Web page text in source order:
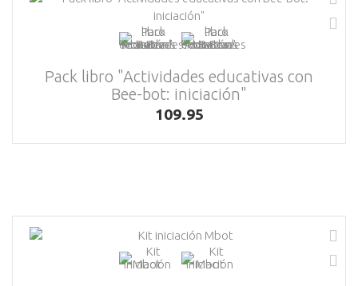
Pack libro "Actividades educativas con
Bee-bot: iniciación"
109.95